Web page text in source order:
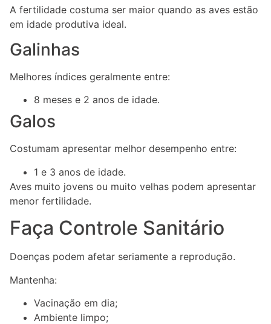
A fertilidade costuma ser maior quando as aves estão
em idade produtiva ideal.
Galinhas
Melhores índices geralmente entre:
8 meses e 2 anos de idade.
Galos
Costumam apresentar melhor desempenho entre:
1 e 3 anos de idade.
Aves muito jovens ou muito velhas podem apresentar
menor fertilidade.
Faça Controle Sanitário
Doenças podem afetar seriamente a reprodução.
Mantenha:
Vacinação em dia;
Ambiente limpo;